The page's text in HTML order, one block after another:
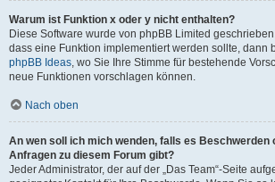
Warum ist Funktion x oder y nicht enthalten?
Diese Software wurde von phpBB Limited
dass eine Funktion implementiert werden sollte, dann
phpBB Ideas, wo Sie Ihre Stimme für bestehende
neue Funktionen vorschlagen können.
Nach oben
An wen soll ich mich wenden, falls es Beschwerden
Anfragen zu diesem Forum gibt?
Jeder Administrator, der auf der „Das Team“-Seite